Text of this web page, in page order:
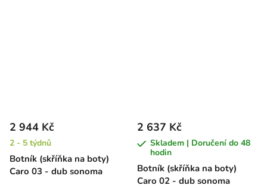
Botník (skříňka na boty)
Caro 03 - dub sonoma
2 944 Kč
2 - 5 týdnů
Botník (skříňka na boty)
Caro 02 - dub sonoma
2 637 Kč
Skladem | Doručení do 48
hodin